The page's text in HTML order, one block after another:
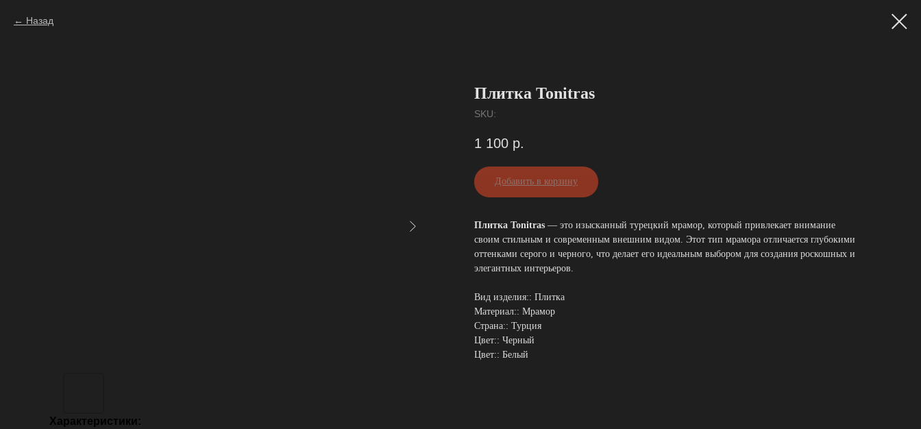
Назад
Плитка Tonitras
SKU:
1 100 р.
Добавить в корзину
Плитка Tonitras — это изысканный турецкий мрамор, который привлекает внимание
своим стильным и современным внешним видом. Этот тип мрамора отличается глубокими
оттенками серого и черного, что делает его идеальным выбором для создания роскошных и
элегантных интерьеров.
Вид изделия:: Плитка
Материал:: Мрамор
Страна:: Турция
Цвет:: Черный
Цвет:: Белый
Характеристики: